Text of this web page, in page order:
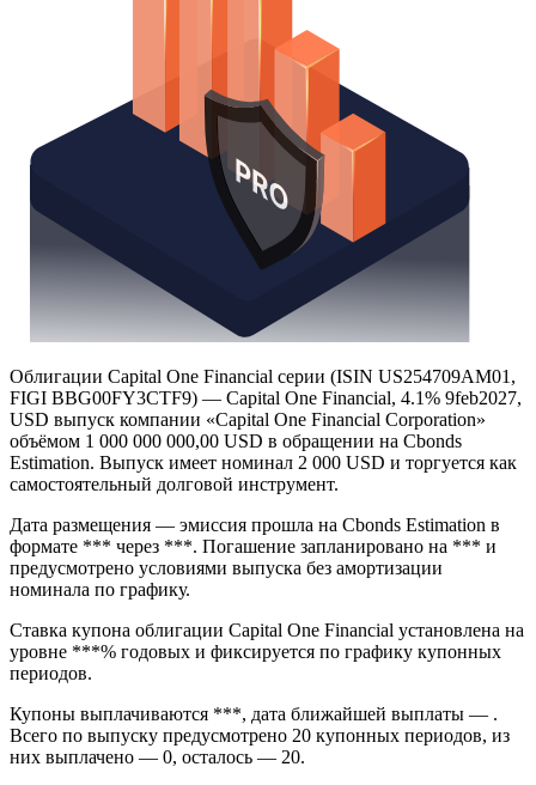
Облигации Capital One Financial серии (ISIN US254709AM01,
FIGI BBG00FY3CTF9) — Capital One Financial, 4.1% 9feb2027,
USD выпуск компании «Capital One Financial Corporation»
объёмом 1 000 000 000,00 USD в обращении на Cbonds
Estimation. Выпуск имеет номинал 2 000 USD и торгуется как
самостоятельный долговой инструмент.
Дата размещения — эмиссия прошла на Cbonds Estimation в
формате *** через ***. Погашение запланировано на *** и
предусмотрено условиями выпуска без амортизации
номинала по графику.
Ставка купона облигации Capital One Financial установлена на
уровне ***% годовых и фиксируется по графику купонных
периодов.
Купоны выплачиваются ***, дата ближайшей выплаты — .
Всего по выпуску предусмотрено 20 купонных периодов, из
них выплачено — 0, осталось — 20.